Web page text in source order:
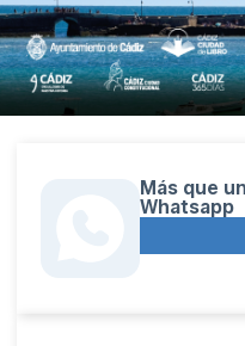
Más que
Whatsapp